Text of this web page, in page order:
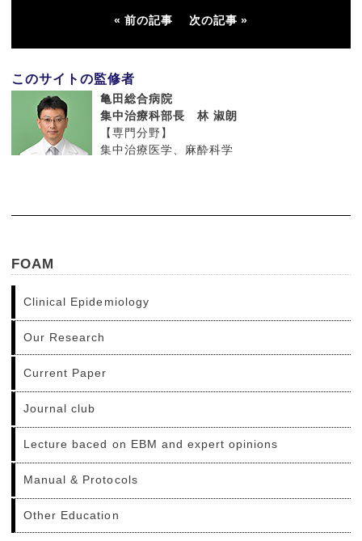
前の記事 次の記事
このサイトの監修者
亀田総合病院
集中治療科部長 林 淑朗
【専門分野】
集中治療医学、麻酔科学
FOAM
Clinical Epidemiology
Our Research
Current Paper
Journal club
Lecture baced on EBM and expert opinions
Manual & Protocols
Other Education